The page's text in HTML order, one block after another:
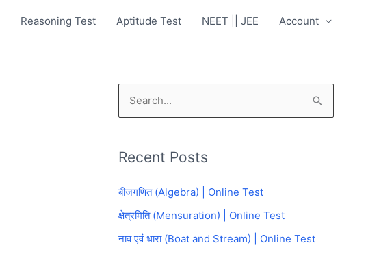
Reasoning Test Aptitude Test NEET || JEE Account
r
c
o
Recent Posts
बीजगणित (Algebra) | Online Test
क्षेत्रमिति (Mensuration) | Online Test
नाव एवं धारा (Boat and Stream) | Online Test